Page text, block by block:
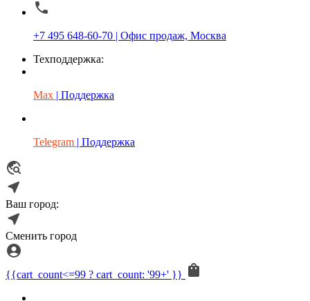
+7 495 648-60-70 | Офис продаж, Москва
Техподдержка:
Max | Поддержка
Telegram | Поддержка
Ваш город:
Сменить город
{{cart_count<=99 ? cart_count: '99+' }}